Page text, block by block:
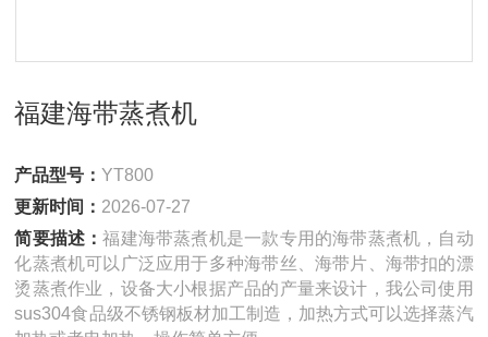
福建海带蒸煮机
产品型号：YT800
更新时间： 2026-07-27
简要描述：福建海带蒸煮机是一款专用的海带蒸煮机，自动
化蒸煮机可以广泛应用于多种海带丝、海带片、海带扣的漂
烫蒸煮作业，设备大小根据产品的产量来设计，我公司使用
sus304食品级不锈钢板材加工制造，加热方式可以选择蒸汽